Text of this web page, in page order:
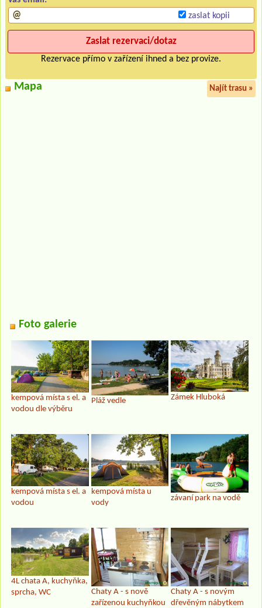
zaslat kopii
Rezervace přímo v zařízení ihned a bez provize.
Mapa Najít trasu »
Foto galerie
kempová místa s el. a
vodou dle výběru
Pláž vedle Zámek Hluboká
kempová místa s el. a
vodou
kempová místa u
vody
závaní park na vodě
4L chata A, kuchyňka,
sprcha, WC
Chaty A - s nově
zařízenou kuchyňkou
Chaty A - s novým
dřevěným nábytkem